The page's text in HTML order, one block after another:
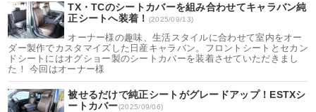
TX・TCのシートカバーを組み合わせてキャラバン純
正シートへ装着！ (2025/09/13)
オーナー様の趣味、生活スタイルに合わせて室内をオー
ダー製作でカスタマイズした日産キャラバン。フロントシートとセカン
ドシートにはオグショー製のシートカバーを装着させていただきまし
た！ 今回はオーナー様
被せるだけで純正シートがグレードアップ！ESTXシ
ートカバー(2025/09/06)